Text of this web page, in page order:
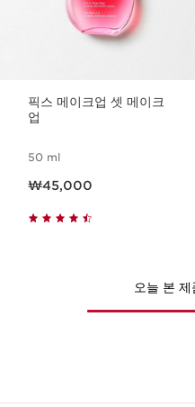
픽스 메이크업 셋 메이크
업
50 ml
₩45,000
오늘 본